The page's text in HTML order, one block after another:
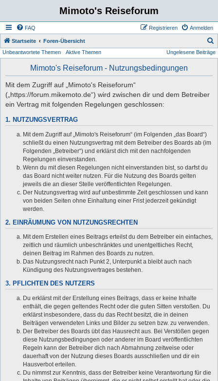
Mimoto's Reiseforum
FAQ Anmelden
Registrieren
Startseite Foren-Übersicht
u
Unbeantwortete Themen Aktive Themen Ungelesene Beiträge
Mimoto's Reiseforum - Nutzungsbedingungen
Mit dem Zugriff auf „Mimoto's Reiseforum“
(„https://forum.mikemoto.de“) wird zwischen dir und dem Betreiber
ein Vertrag mit folgenden Regelungen geschlossen:
1. NUTZUNGSVERTRAG
Mit dem Zugriff auf „Mimoto's Reiseforum“ (im Folgenden „das Board“)
schließt du einen Nutzungsvertrag mit dem Betreiber des Boards ab (im
Folgenden „Betreiber“) und erklärst dich mit den nachfolgenden
Regelungen einverstanden.
Wenn du mit diesen Regelungen nicht einverstanden bist, so darfst du
das Board nicht weiter nutzen. Für die Nutzung des Boards gelten
jeweils die an dieser Stelle veröffentlichten Regelungen.
Der Nutzungsvertrag wird auf unbestimmte Zeit geschlossen und kann
von beiden Seiten ohne Einhaltung einer Frist jederzeit gekündigt
werden.
2. EINRÄUMUNG VON NUTZUNGSRECHTEN
Mit dem Erstellen eines Beitrags erteilst du dem Betreiber ein einfaches,
zeitlich und räumlich unbeschränktes und unentgeltliches Recht,
deinen Beitrag im Rahmen des Boards zu nutzen.
Das Nutzungsrecht nach Punkt 2, Unterpunkt a bleibt auch nach
Kündigung des Nutzungsvertrages bestehen.
3. PFLICHTEN DES NUTZERS
Du erklärst mit der Erstellung eines Beitrags, dass er keine Inhalte
enthält, die gegen geltendes Recht oder die guten Sitten verstoßen. Du
erklärst insbesondere, dass du das Recht besitzt, die in deinen
Beiträgen verwendeten Links und Bilder zu setzen bzw. zu verwenden.
Der Betreiber des Boards übt das Hausrecht aus. Bei Verstößen gegen
diese Nutzungsbedingungen oder anderer im Board veröffentlichten
Regeln kann der Betreiber dich nach Abmahnung zeitweise oder
dauerhaft von der Nutzung dieses Boards ausschließen und dir ein
Hausverbot erteilen.
Du nimmst zur Kenntnis, dass der Betreiber keine Verantwortung für die